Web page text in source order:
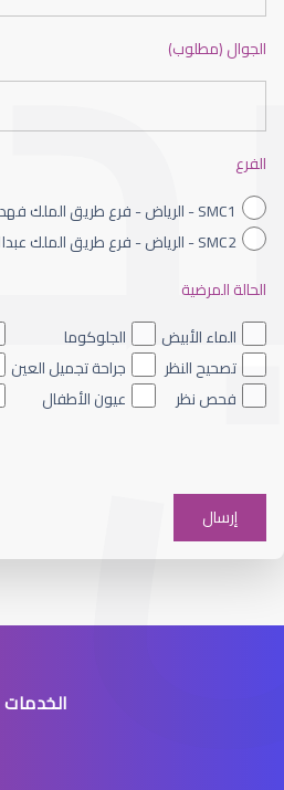
عيون الاطفال الملونه
عيون الاطفال الخدج
الجوال (مطلوب)
الفرع
SMC1 - الرياض - فرع طريق الملك فهد
SMC2 - الرياض - فرع طريق الملك عبدالله
الحالة المرضية
الماء الأبيض
الجلوكوما
تصحيح النظر
جراحة تجميل العين
فحص نظر
عيون الأطفال
الخدمات